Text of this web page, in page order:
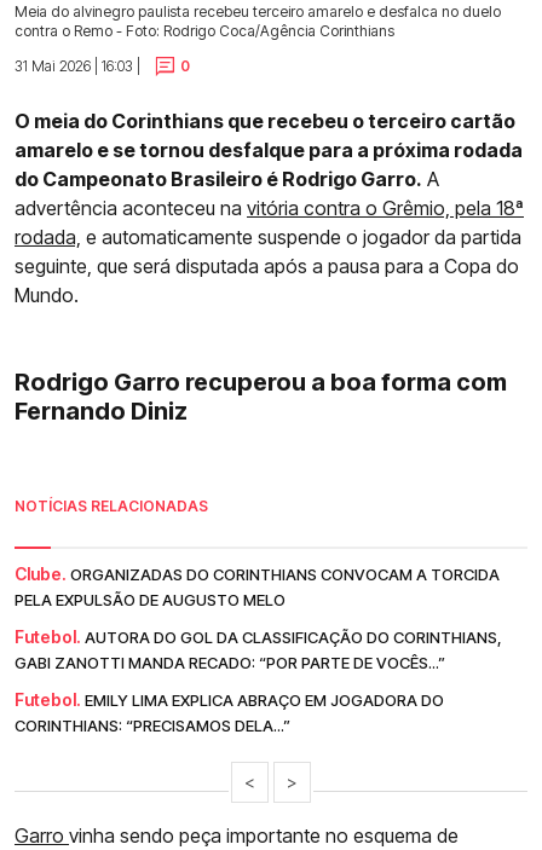
Meia do alvinegro paulista recebeu terceiro amarelo e desfalca no duelo
contra o Remo - Foto: Rodrigo Coca/Agência Corinthians
31 Mai 2026 | 16:03 |
0
O meia do Corinthians que recebeu o terceiro cartão
amarelo e se tornou desfalque para a próxima rodada
do Campeonato Brasileiro é Rodrigo Garro. A
advertência aconteceu na vitória contra o Grêmio, pela 18ª
rodada, e automaticamente suspende o jogador da partida
seguinte, que será disputada após a pausa para a Copa do
Mundo.
Rodrigo Garro recuperou a boa forma com
Fernando Diniz
NOTÍCIAS RELACIONADAS
Clube. ORGANIZADAS DO CORINTHIANS CONVOCAM A TORCIDA
PELA EXPULSÃO DE AUGUSTO MELO
Futebol. AUTORA DO GOL DA CLASSIFICAÇÃO DO CORINTHIANS,
GABI ZANOTTI MANDA RECADO: “POR PARTE DE VOCÊS...”
Futebol. EMILY LIMA EXPLICA ABRAÇO EM JOGADORA DO
CORINTHIANS: “PRECISAMOS DELA...”
< >
Garro vinha sendo peça importante no esquema de